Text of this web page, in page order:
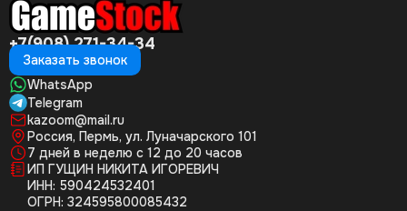
+7(908) 271-34-34
Заказать звонок
WhatsApp
Telegram
kazoom@mail.ru
Россия, Пермь, ул. Луначарского 101
7 дней в неделю с 12 до 20 часов
ИП ГУЩИН НИКИТА ИГОРЕВИЧ
ИНН: 590424532401
ОГРН: 324595800085432